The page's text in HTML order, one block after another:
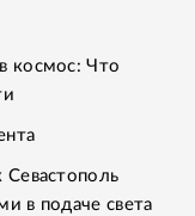
космос: Что
в подаче света